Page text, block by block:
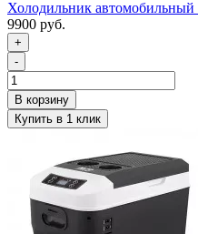
Холодильник
9900 руб.
+
-